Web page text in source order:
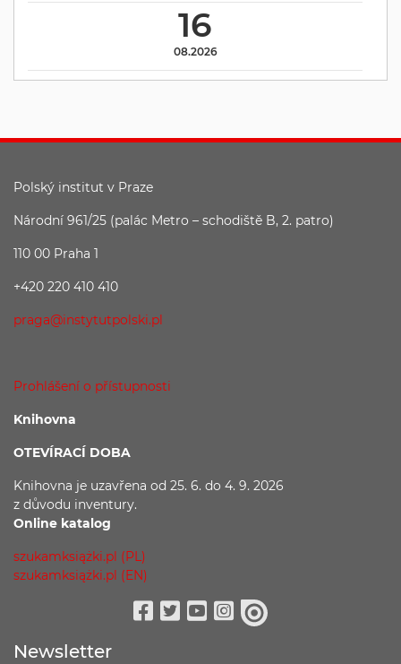
16
08.2026
Polský institut v Praze
Národní 961/25 (palác Metro – schodiště B, 2. patro)
110 00 Praha 1
+420 220 410 410
praga@instytutpolski.pl
Prohlášení o přístupnosti
Knihovna
OTEVÍRACÍ DOBA
Knihovna je uzavřena od 25. 6. do 4. 9. 2026
z důvodu inventury.
Online katalog
szukamksiążki.pl (PL)
szukamksiążki.pl (EN)
Newsletter